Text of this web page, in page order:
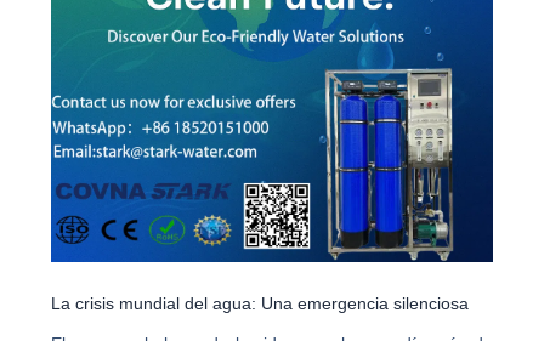
La crisis mundial del agua: Una emergencia silenciosa